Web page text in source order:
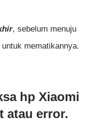
, sebelum menuju
mematikannya.
hp Xiaomi
atau error.